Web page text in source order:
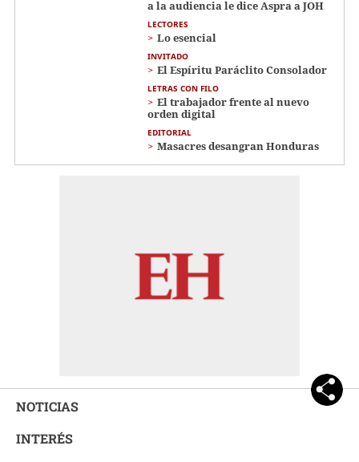
a la audiencia le dice Aspra a JOH
LECTORES
Lo esencial
INVITADO
El Espíritu Paráclito Consolador
LETRAS CON FILO
El trabajador frente al nuevo
orden digital
EDITORIAL
Masacres desangran Honduras
NOTICIAS
INTERÉS